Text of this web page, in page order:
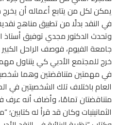
يمكن لكل من يتابع أعماله أن
في النقد بدلًا من تطبيق مناهج
وتحدث الدكتور مجدي توفيق أستاذ
جامعة الفيوم، فوصف الراحل الكبير
خرج للمجتمع الأدبي كي يتناول
في مهمتين متناقضتين وهما
العام باختلاف تلك الشخصيتين في
متناقضتان تمامًا، وأضاف أنه
الثمانينيات وكان قد قرأ له كتابين؛